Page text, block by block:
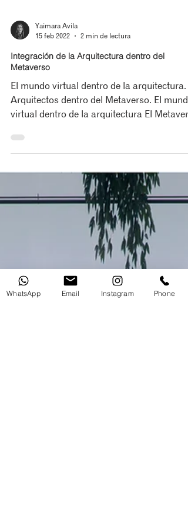
15 feb 2022
2 min de lectura
Integración de la Arquitectura dentro del
Metaverso
El mundo virtual dentro de la arquitectura.
Arquitectos dentro del Metaverso. El mundo
WhatsApp Email Instagram Phone